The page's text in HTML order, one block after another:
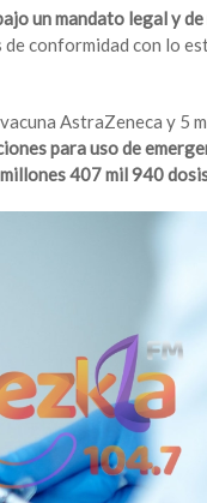
un mandato legal y
conformidad con lo
AstraZeneca y 5
para uso de
407 mil 940